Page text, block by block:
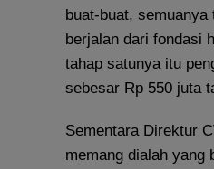
buat-buat,
berjalan dari fondasi
tahap satunya itu
sebesar Rp 550 juta
Sementara Direktur
memang dialah yang